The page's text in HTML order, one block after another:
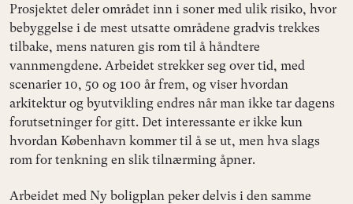
Prosjektet deler området inn i soner med ulik risiko, hvor
bebyggelse i de mest utsatte områdene gradvis trekkes
tilbake, mens naturen gis rom til å håndtere
vannmengdene. Arbeidet strekker seg over tid, med
scenarier 10, 50 og 100 år frem, og viser hvordan
arkitektur og byutvikling endres når man ikke tar dagens
forutsetninger for gitt. Det interessante er ikke kun
hvordan København kommer til å se ut, men hva slags
rom for tenkning en slik tilnærming åpner.
Arbeidet med Ny boligplan peker delvis i den samme